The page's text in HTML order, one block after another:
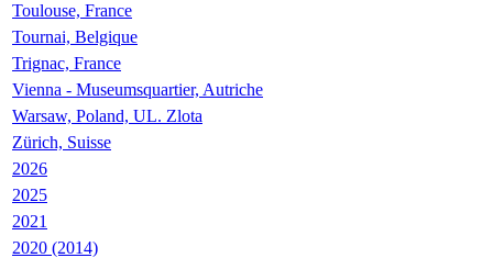
Toulouse, France
Tournai, Belgique
Trignac, France
Vienna - Museumsquartier, Autriche
Warsaw, Poland, UL. Zlota
Zürich, Suisse
2026
2025
2021
2020 (2014)